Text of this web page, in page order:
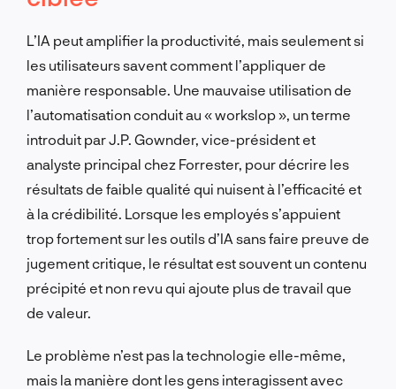
L’IA peut amplifier la productivité, mais seulement si
les utilisateurs savent comment l’appliquer de
manière responsable. Une mauvaise utilisation de
l’automatisation conduit au « workslop », un terme
introduit par J.P. Gownder, vice-président et
analyste principal chez Forrester, pour décrire les
résultats de faible qualité qui nuisent à l’efficacité et
à la crédibilité. Lorsque les employés s’appuient
trop fortement sur les outils d’IA sans faire preuve de
jugement critique, le résultat est souvent un contenu
précipité et non revu qui ajoute plus de travail que
de valeur.
Le problème n’est pas la technologie elle-même,
mais la manière dont les gens interagissent avec